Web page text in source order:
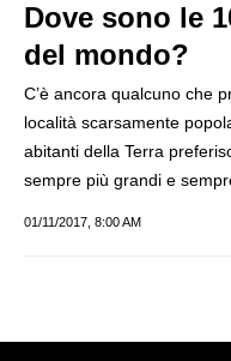
Dove sono le
del mondo?
C’è ancora qualcuno che
località scarsamente
abitanti della Terra
sempre più grandi e
01/11/2017, 8:00 AM